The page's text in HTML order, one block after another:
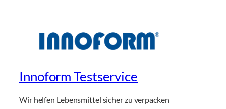
Innoform Testservice
Wir helfen Lebensmittel sicher zu verpacken